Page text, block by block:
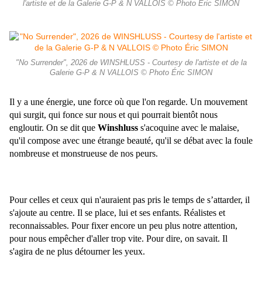
l'artiste et de la Galerie G-P & N VALLOIS © Photo Éric SIMON
"No Surrender", 2026 de WINSHLUSS - Courtesy de l'artiste et de la
Galerie G-P & N VALLOIS © Photo Éric SIMON
Il y a une énergie, une force où que l'on regarde. Un mouvement
qui surgit, qui fonce sur nous et qui pourrait bientôt nous
engloutir. On se dit que Winshluss s'acoquine avec le malaise,
qu'il compose avec une étrange beauté, qu'il se débat avec la foule
nombreuse et monstrueuse de nos peurs.
Pour celles et ceux qui n'auraient pas pris le temps de s’attarder, il
s'ajoute au centre. Il se place, lui et ses enfants. Réalistes et
reconnaissables. Pour fixer encore un peu plus notre attention,
pour nous empêcher d'aller trop vite. Pour dire, on savait. Il
s'agira de ne plus détourner les yeux.